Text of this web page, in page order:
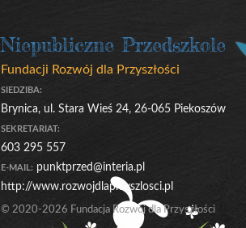
Niepubliczne Przedszkole
Fundacji Rozwój dla Przyszłości
SIEDZIBA:
Brynica, ul. Stara Wieś 24, 26-065 Piekoszów
SEKRETARIAT:
603 295 557
E-MAIL: punktprzed@interia.pl
http://www.rozwojdlaprzyszlosci.pl
© 2020-2026 Fundacja Rozwój dla Przyszłości